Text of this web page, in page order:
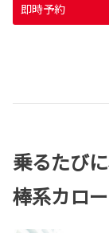
即時予約
乗るたび
棒系カロー